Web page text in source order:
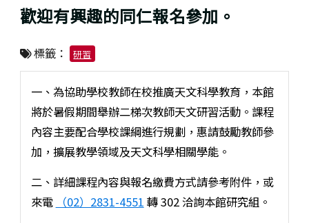
歡迎有興趣的同仁報名參加。
標籤： 研習
一、為協助學校教師在校推廣天文科學教育，本館
將於暑假期間舉辦二梯次教師天文研習活動。課程
內容主要配合學校課綱進行規劃，惠請鼓勵教師參
加，擴展教學領域及天文科學相關學能。
二、詳細課程內容與報名繳費方式請參考附件，或
來電
（02）2831-4551 轉 302 洽詢本館研究組。